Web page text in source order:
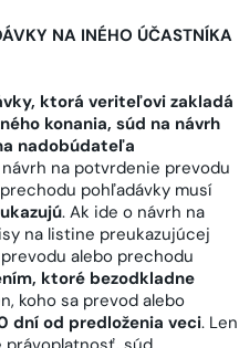
NA INÉHO ÚČASTNÍKA
ktorá veriteľovi zakladá
konania, súd na návrh
nadobúdateľa
návrh na potvrdenie prevodu
pohľadávky musí
. Ak ide o návrh na
na listine preukazujúcej
alebo prechodu
ktoré bezodkladne
koho sa prevod alebo
dní od predloženia veci. Len